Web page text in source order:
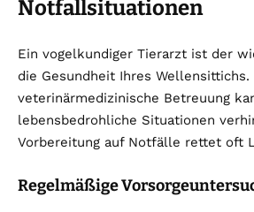
Notfallsituationen
Ein vogelkundiger Tierarzt ist der
die Gesundheit Ihres
veterinärmedizinische Betreuung
lebensbedrohliche Situationen
Vorbereitung auf Notfälle rettet oft
Regelmäßige